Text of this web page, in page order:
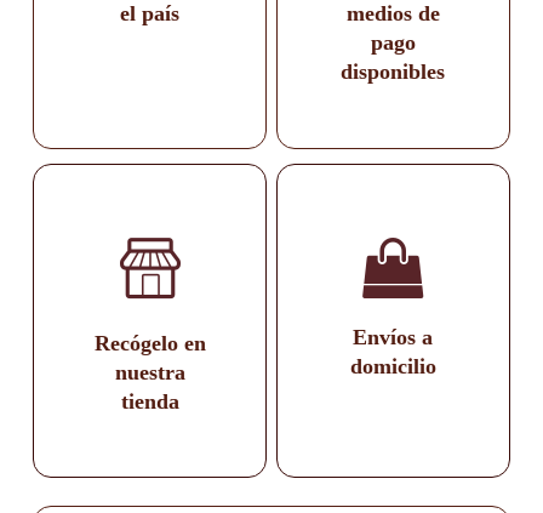
el país
medios de
pago
disponibles
Recógelo en
nuestra
tienda
Envíos a
domicilio